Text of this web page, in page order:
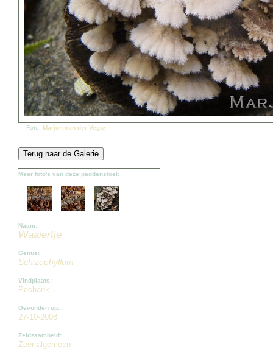
Foto: Marjon van der Vegte
Meer foto's van deze paddenstoel:
Naam:
Waaiertje
Genus:
Schizophyllum
Vindplaats:
Posbank
Gevonden op:
27-10-2008
Zeldzaamheid:
Zeer algemeen